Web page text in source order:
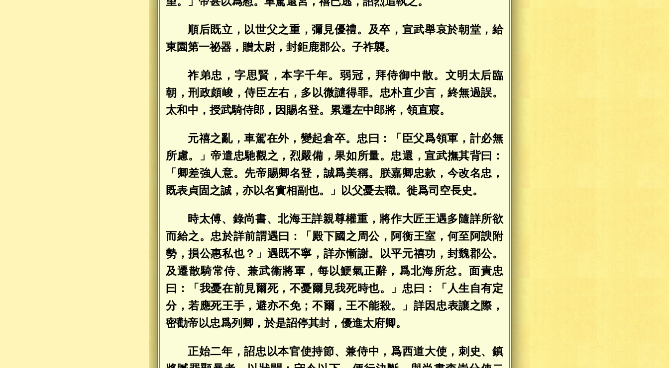
順后既立，以世父之重，彌見優禮。及卒，宣武舉哀於朝堂，給
東園第一祕器，贈太尉，封鉅鹿郡公。子祚襲。
祚弟忠，字思賢，本字千年。弱冠，拜侍御中散。文明太后臨
朝，刑政頗峻，侍臣左右，多以微譴得罪。忠朴直少言，終無過誤。
太和中，授武騎侍郎，因賜名登。累遷左中郎將，領直寢。
元禧之亂，車駕在外，變起倉卒。忠曰：「臣父爲領軍，計必無
所慮。」帝遣忠馳觀之，烈嚴備，果如所量。忠還，宣武撫其背曰：
「卿差強人意。先帝賜卿名登，誠爲美稱。朕嘉卿忠款，今改名忠，
既表貞固之誠，亦以名實相副也。」以父憂去職。徙爲司空長史。
時太傅、錄尚書、北海王詳親尊權重，將作大匠王遇多隨詳所欲
而給之。忠於詳前謂遇曰：「殿下國之周公，阿衡王室，何至阿諛附
勢，損公惠私也？」遇既不寧，詳亦慚謝。以平元禧功，封魏郡公。
及遷散騎常侍、兼武衞將軍，每以鯁氣正辭，爲北海所忿。面責忠
曰：「我憂在前見爾死，不憂爾見我死時也。」忠曰：「人生自有定
分，若應死王手，避亦不免；不爾，王不能殺。」詳因忠表讓之際，
密勸帝以忠爲列卿，於是詔停其封，優進太府卿。
正始二年，詔忠以本官使持節、兼侍中，爲西道大使，刺史、鎮